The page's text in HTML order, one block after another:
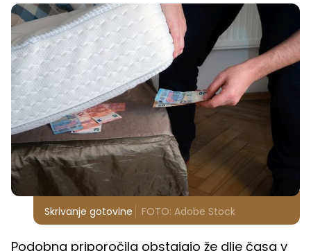
Skrivanje gotovine FOTO: Adobe Stock
Podobna priporočila obstajajo že dlje časa v